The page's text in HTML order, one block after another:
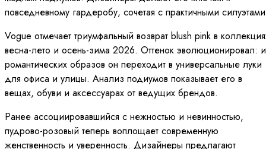
повседневному гардеробу, сочетая с практичными
Vogue отмечает триумфальный возврат blush pink в
весна-лето и осень-зима 2026. Оттенок эволюционировал:
романтических образов он переходит в универсальные луки
для офиса и улицы. Анализ подиумов показывает его в
вещах, обуви и аксессуарах от ведущих брендов.
Ранее ассоциировавшийся с нежностью и невинностью,
пудрово-розовый теперь воплощает современную
женственность и уверенность. Дизайнеры предлагают